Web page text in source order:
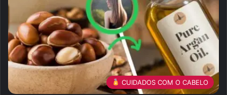
CUIDADOS COM O CABELO